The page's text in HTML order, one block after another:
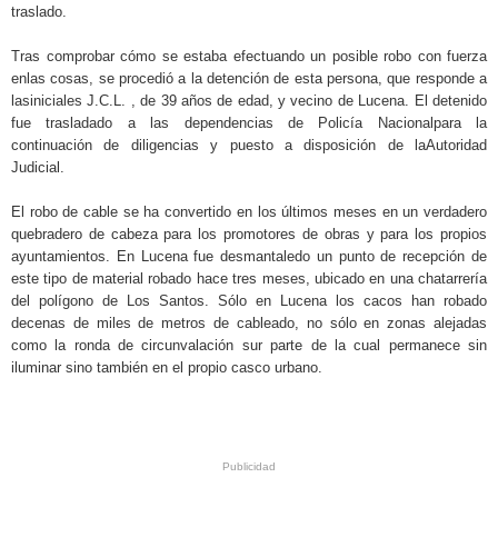
traslado.
Tras comprobar cómo se estaba efectuando un posible robo con fuerza
enlas cosas, se procedió a la detención de esta persona, que responde a
lasiniciales J.C.L. , de 39 años de edad, y vecino de Lucena. El detenido
fue trasladado a las dependencias de Policía Nacionalpara la
continuación de diligencias y puesto a disposición de laAutoridad
Judicial.
El robo de cable se ha convertido en los últimos meses en un verdadero
quebradero de cabeza para los promotores de obras y para los propios
ayuntamientos. En Lucena fue desmantaledo un punto de recepción de
este tipo de material robado hace tres meses, ubicado en una chatarrería
del polígono de Los Santos. Sólo en Lucena los cacos han robado
decenas de miles de metros de cableado, no sólo en zonas alejadas
como la ronda de circunvalación sur parte de la cual permanece sin
iluminar sino también en el propio casco urbano.